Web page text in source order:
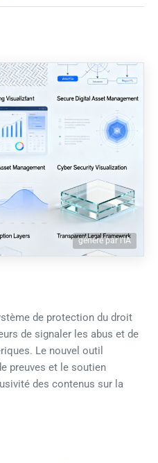
généré par l'IA
de protection du droit
de signaler les abus et de
Le nouvel outil
preuves et le soutien
des contenus sur la